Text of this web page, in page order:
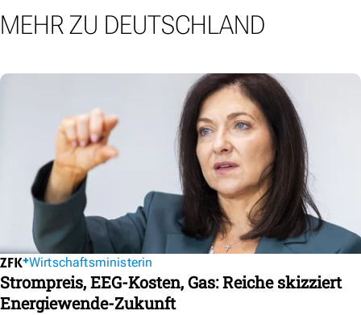
MEHR ZU DEUTSCHLAND
Wirtschaftsministerin
Strompreis, EEG-Kosten, Gas: Reiche skizziert
Energiewende-Zukunft